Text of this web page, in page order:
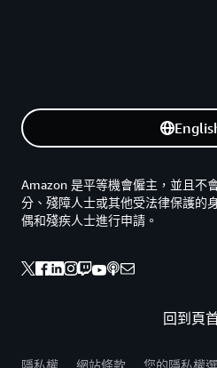
回到頁
Amazon 是平等機會僱主，並且不
分、殘障人士或其他受法律保護的
偶和殘疾人士進行申請。